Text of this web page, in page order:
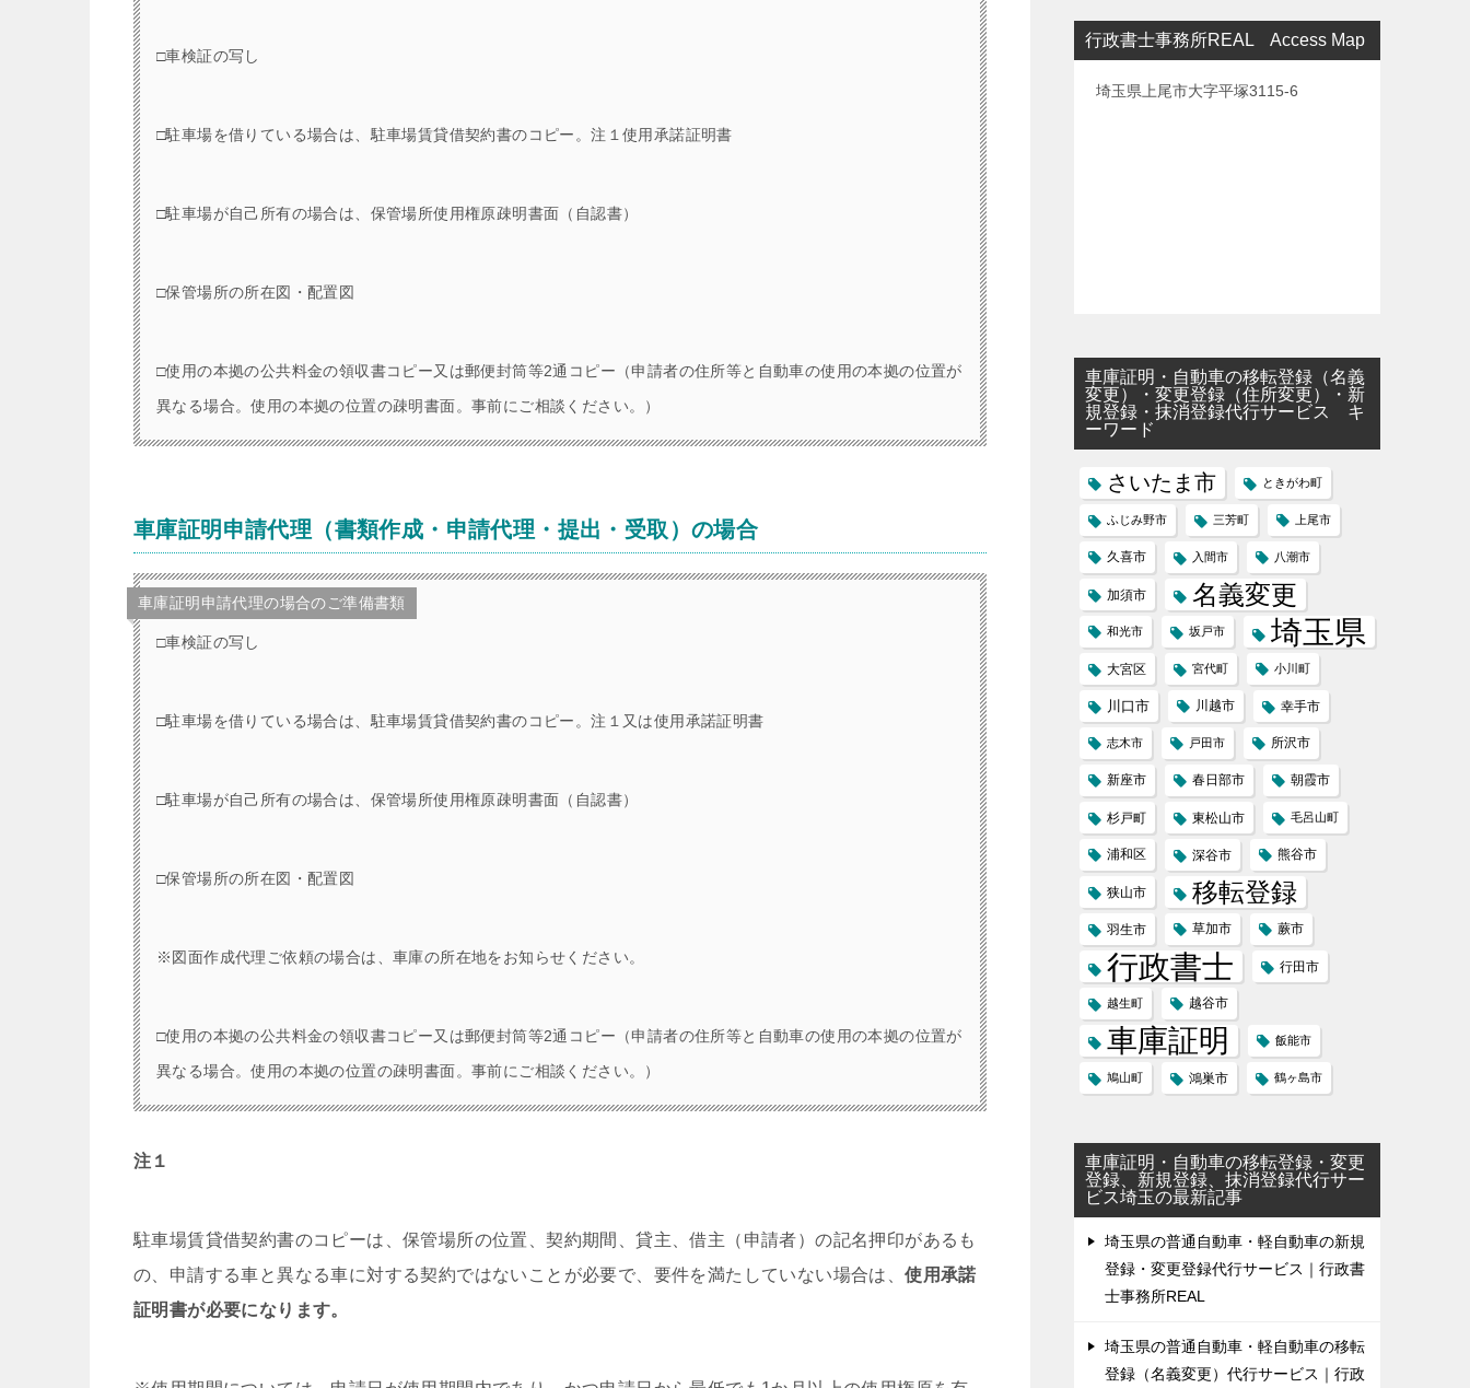
□車検証の写し
□駐車場を借りている場合は、駐車場賃貸借契約書のコピー。注１使用承諾証明書
□駐車場が自己所有の場合は、保管場所使用権原疎明書面（自認書）
□保管場所の所在図・配置図
□使用の本拠の公共料金の領収書コピー又は郵便封筒等2通コピー（申請者の住所等と自動車の使用の本拠の位置が
異なる場合。使用の本拠の位置の疎明書面。事前にご相談ください。）
車庫証明申請代理（書類作成・申請代理・提出・受取）の場合
車庫証明申請代理の場合のご準備書類
□車検証の写し
□駐車場を借りている場合は、駐車場賃貸借契約書のコピー。注１又は使用承諾証明書
□駐車場が自己所有の場合は、保管場所使用権原疎明書面（自認書）
□保管場所の所在図・配置図
※図面作成代理ご依頼の場合は、車庫の所在地をお知らせください。
□使用の本拠の公共料金の領収書コピー又は郵便封筒等2通コピー（申請者の住所等と自動車の使用の本拠の位置が
異なる場合。使用の本拠の位置の疎明書面。事前にご相談ください。）
注１
駐車場賃貸借契約書のコピーは、保管場所の位置、契約期間、貸主、借主（申請者）の記名押印があるも
の、申請する車と異なる車に対する契約ではないことが必要で、要件を満たしていない場合は、使用承諾
証明書が必要になります。
行政書士事務所REAL Access Map
埼玉県上尾市大字平塚3115-6
車庫証明・自動車の移転登録（名義
変更）・変更登録（住所変更）・新
規登録・抹消登録代行サービス キ
ーワード
さいたま市 ときがわ町
ふじみ野市 三芳町 上尾市
久喜市 入間市 八潮市
加須市 名義変更
和光市 坂戸市 埼玉県
大宮区 宮代町 小川町
川口市 川越市 幸手市
志木市 戸田市 所沢市
新座市 春日部市 朝霞市
杉戸町 東松山市 毛呂山町
浦和区 深谷市 熊谷市
狭山市 移転登録
羽生市 草加市 蕨市
行政書士 行田市
越生町 越谷市
車庫証明 飯能市
鳩山町 鴻巣市 鶴ヶ島市
車庫証明・自動車の移転登録・変更
登録、新規登録、抹消登録代行サー
ビス埼玉の最新記事
埼玉県の普通自動車・軽自動車の新規
登録・変更登録代行サービス｜行政書
士事務所REAL
埼玉県の普通自動車・軽自動車の移転
登録（名義変更）代行サービス｜行政